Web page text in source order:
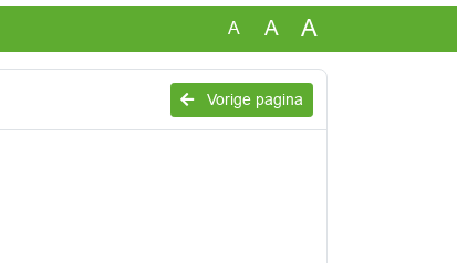
A A A
Vorige pagina